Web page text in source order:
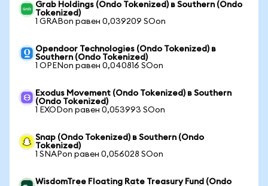
Grab Holdings (Ondo Tokenized) в Southern (Ondo
Tokenized)
1 GRABon равен 0,039209 SOon
Opendoor Technologies (Ondo Tokenized) в
Southern (Ondo Tokenized)
1 OPENon равен 0,040816 SOon
Exodus Movement (Ondo Tokenized) в Southern
(Ondo Tokenized)
1 EXODon равен 0,053993 SOon
Snap (Ondo Tokenized) в Southern (Ondo
Tokenized)
1 SNAPon равен 0,056028 SOon
WisdomTree Floating Rate Treasury Fund (Ondo